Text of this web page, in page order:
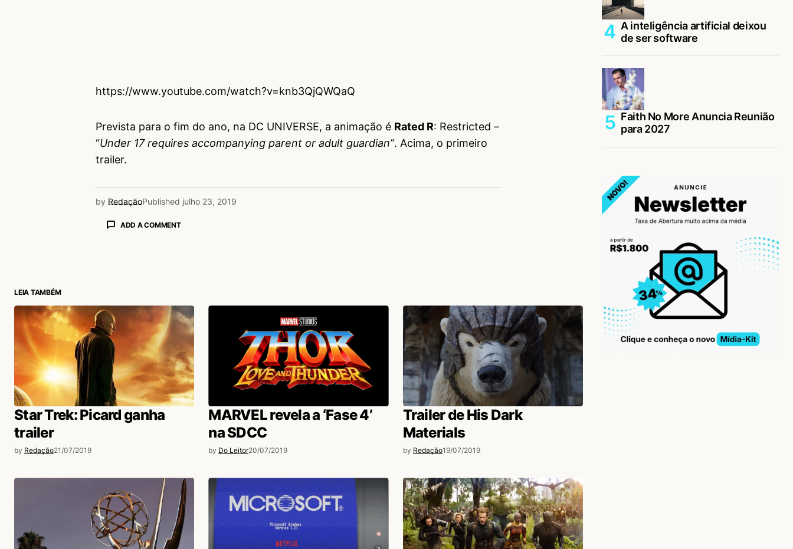
https://www.youtube.com/watch?v=knb3QjQWQaQ
Prevista para o fim do ano, na DC UNIVERSE, a animação é Rated R: Restricted –
“Under 17 requires accompanying parent or adult guardian”. Acima, o primeiro
trailer.
by RedaçãoPublished julho 23, 2019
ADD A COMMENT
LEIA TAMBÉM
Star Trek: Picard ganha
trailer
by Redação21/07/2019
MARVEL revela a ‘Fase 4’
na SDCC
by Do Leitor20/07/2019
Trailer de His Dark
Materials
by Redação19/07/2019
A inteligência artificial deixou
de ser software
Faith No More Anuncia Reunião
para 2027